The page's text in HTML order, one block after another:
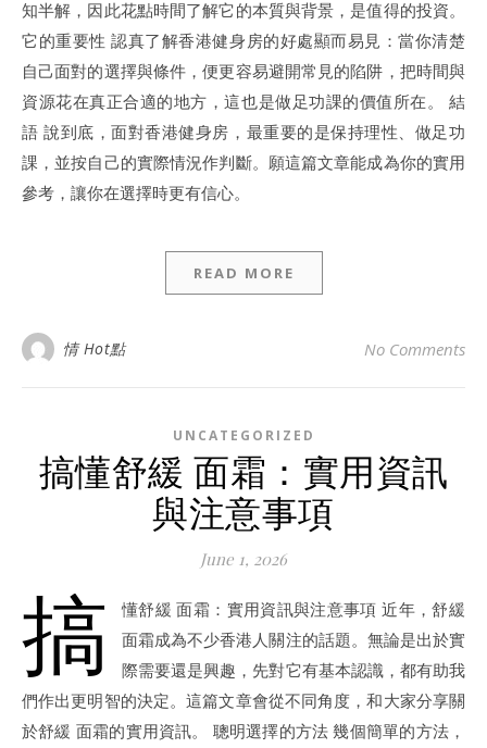
知半解，因此花點時間了解它的本質與背景，是值得的投資。
它的重要性 認真了解香港健身房的好處顯而易見：當你清楚
自己面對的選擇與條件，便更容易避開常見的陷阱，把時間與
資源花在真正合適的地方，這也是做足功課的價值所在。 結
語 說到底，面對香港健身房，最重要的是保持理性、做足功
課，並按自己的實際情況作判斷。願這篇文章能成為你的實用
參考，讓你在選擇時更有信心。
READ MORE
情 Hot點 No Comments
UNCATEGORIZED
搞懂舒緩 面霜：實用資訊
與注意事項
June 1, 2026
搞
懂舒緩 面霜：實用資訊與注意事項 近年，舒緩
面霜成為不少香港人關注的話題。無論是出於實
際需要還是興趣，先對它有基本認識，都有助我
們作出更明智的決定。這篇文章會從不同角度，和大家分享關
於舒緩 面霜的實用資訊。 聰明選擇的方法 幾個簡單的方法，